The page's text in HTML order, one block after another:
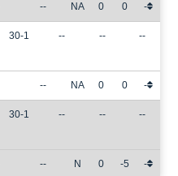
-- NA 0 0 -
30-1 -- -- --
-- NA 0 0 -
30-1 -- -- --
-- N 0 -5 -